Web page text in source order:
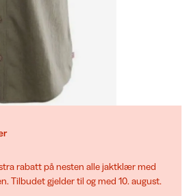
rabatt på nesten alle jaktklær med
Tilbudet gjelder til og med 10. august.